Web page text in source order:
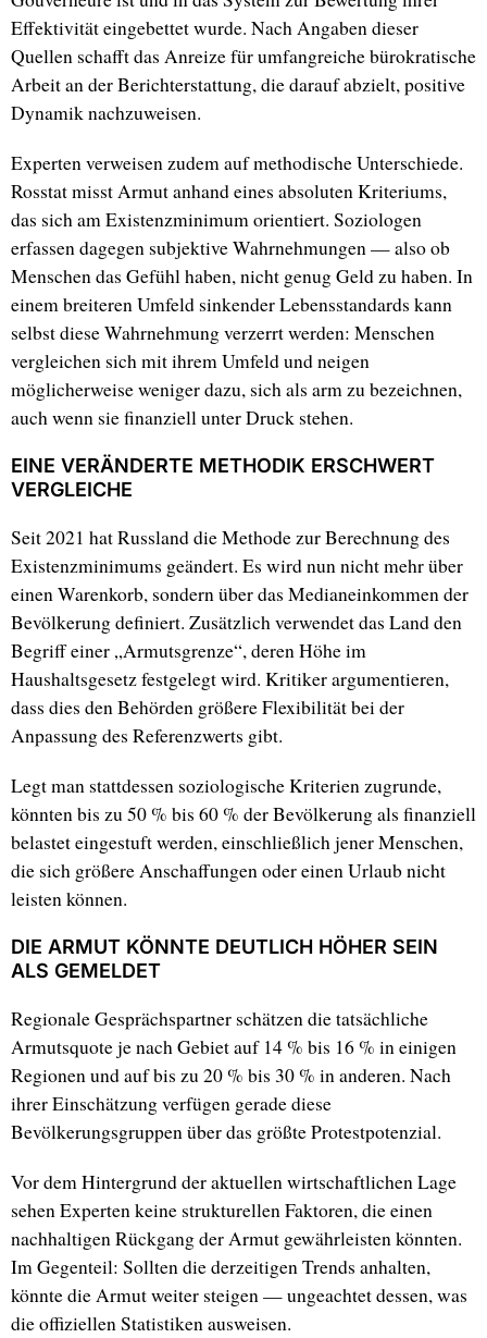
Effektivität eingebettet wurde. Nach Angaben dieser
Quellen schafft das Anreize für umfangreiche bürokratische
Arbeit an der Berichterstattung, die darauf abzielt, positive
Dynamik nachzuweisen.
Experten verweisen zudem auf methodische Unterschiede.
Rosstat misst Armut anhand eines absoluten Kriteriums,
das sich am Existenzminimum orientiert. Soziologen
erfassen dagegen subjektive Wahrnehmungen — also ob
Menschen das Gefühl haben, nicht genug Geld zu haben. In
einem breiteren Umfeld sinkender Lebensstandards kann
selbst diese Wahrnehmung verzerrt werden: Menschen
vergleichen sich mit ihrem Umfeld und neigen
möglicherweise weniger dazu, sich als arm zu bezeichnen,
auch wenn sie finanziell unter Druck stehen.
EINE VERÄNDERTE METHODIK ERSCHWERT
VERGLEICHE
Seit 2021 hat Russland die Methode zur Berechnung des
Existenzminimums geändert. Es wird nun nicht mehr über
einen Warenkorb, sondern über das Medianeinkommen der
Bevölkerung definiert. Zusätzlich verwendet das Land den
Begriff einer „Armutsgrenze“, deren Höhe im
Haushaltsgesetz festgelegt wird. Kritiker argumentieren,
dass dies den Behörden größere Flexibilität bei der
Anpassung des Referenzwerts gibt.
Legt man stattdessen soziologische Kriterien zugrunde,
könnten bis zu 50 % bis 60 % der Bevölkerung als finanziell
belastet eingestuft werden, einschließlich jener Menschen,
die sich größere Anschaffungen oder einen Urlaub nicht
leisten können.
DIE ARMUT KÖNNTE DEUTLICH HÖHER SEIN
ALS GEMELDET
Regionale Gesprächspartner schätzen die tatsächliche
Armutsquote je nach Gebiet auf 14 % bis 16 % in einigen
Regionen und auf bis zu 20 % bis 30 % in anderen. Nach
ihrer Einschätzung verfügen gerade diese
Bevölkerungsgruppen über das größte Protestpotenzial.
Vor dem Hintergrund der aktuellen wirtschaftlichen Lage
sehen Experten keine strukturellen Faktoren, die einen
nachhaltigen Rückgang der Armut gewährleisten könnten.
Im Gegenteil: Sollten die derzeitigen Trends anhalten,
könnte die Armut weiter steigen — ungeachtet dessen, was
die offiziellen Statistiken ausweisen.